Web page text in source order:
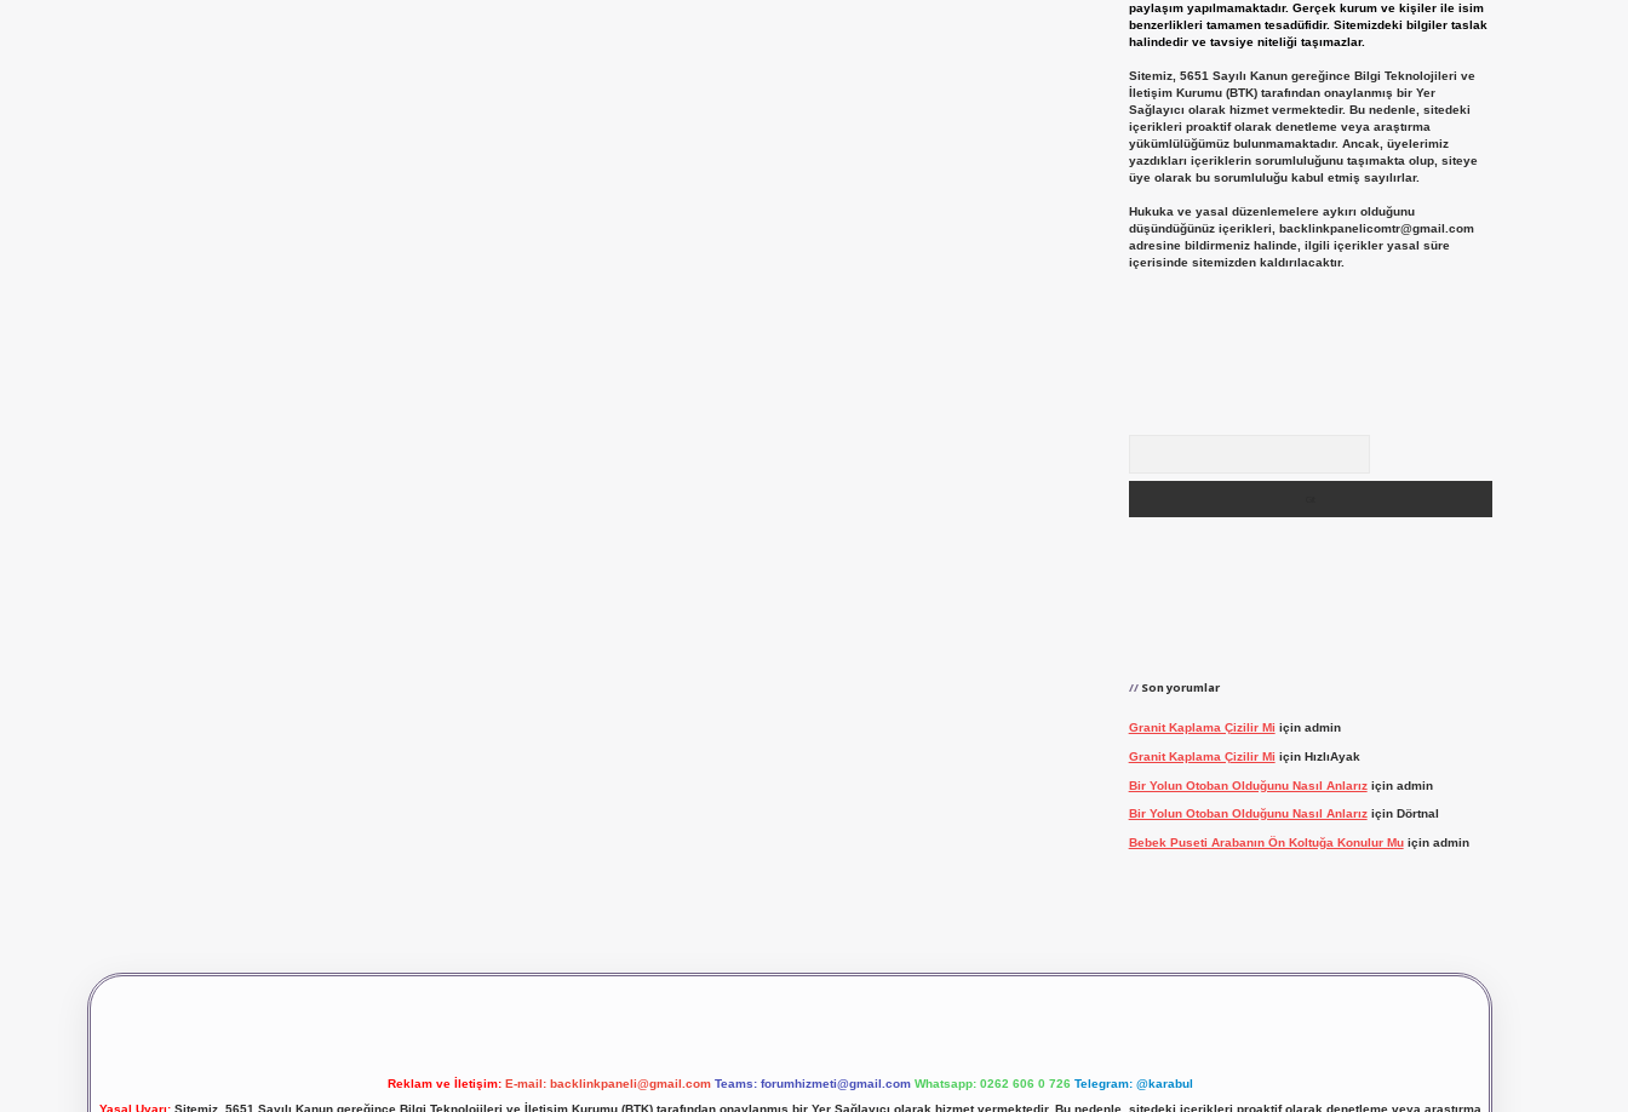
paylaşım yapılmamaktadır. Gerçek kurum ve kişiler ile isim
benzerlikleri tamamen tesadüfidir. Sitemizdeki bilgiler taslak
halindedir ve tavsiye niteliği taşımazlar.
Sitemiz, 5651 Sayılı Kanun gereğince Bilgi Teknolojileri ve
İletişim Kurumu (BTK) tarafından onaylanmış bir Yer
Sağlayıcı olarak hizmet vermektedir. Bu nedenle, sitedeki
içerikleri proaktif olarak denetleme veya araştırma
yükümlülüğümüz bulunmamaktadır. Ancak, üyelerimiz
yazdıkları içeriklerin sorumluluğunu taşımakta olup, siteye
üye olarak bu sorumluluğu kabul etmiş sayılırlar.
Hukuka ve yasal düzenlemelere aykırı olduğunu
düşündüğünüz içerikleri, backlinkpanelicomtr@gmail.com
adresine bildirmeniz halinde, ilgili içerikler yasal süre
içerisinde sitemizden kaldırılacaktır.
Son yorumlar
Granit Kaplama Çizilir Mi için admin
Granit Kaplama Çizilir Mi için HızlıAyak
Bir Yolun Otoban Olduğunu Nasıl Anlarıziçin admin
Bir Yolun Otoban Olduğunu Nasıl Anlarıziçin Dörtnal
Bebek Puseti Arabanın Ön Koltuğa Konulur Muiçin admin
Reklam ve İletişim: E-mail: backlinkpaneli@gmail.com Teams: forumhizmeti@gmail.com Whatsapp: 0262 606 0 726 Telegram: @karabul
Yasal Uyarı:Sitemiz, 5651 Sayılı Kanun gereğince Bilgi Teknolojileri ve İletişim Kurumu (BTK) tarafından onaylanmış bir Yer Sağlayıcı olarak hizmet vermektedir. Bu nedenle, sitedeki içerikleri proaktif olarak denetleme veya araştırma